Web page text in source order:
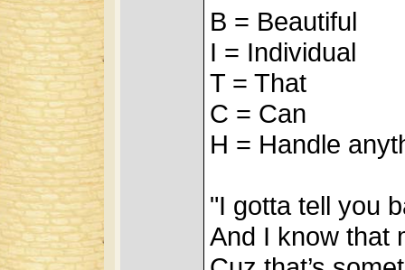
B = Beautiful
I = Individual
T = That
C = Can
H = Handle
"I gotta tell you
And I know that